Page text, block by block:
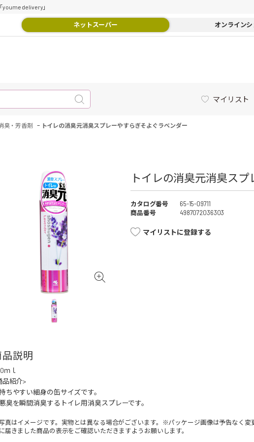
delivery」
ネットスーパー オンライン
マイリスト
臭・芳香剤 - トイレの消臭元消臭スプレーやすらぎそよぐラベンダー
トイレの消臭元消臭ス
カタログ番号
65-15-09711
商品番号
4987072036303
マイリストに登録する
品説明
ｍｌ
品紹介>
ちやすい細身の缶サイズです。
臭を瞬間消臭するトイレ用消臭スプレーです。
真はイメージです。実物とは異なる場合がございます。※パッケージ画像は予告なく
届きました商品の表示をご確認いただきますようお願いします。